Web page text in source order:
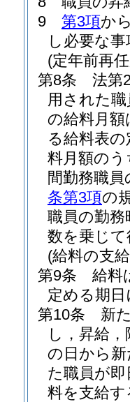
9
第3項か
し必要な
(定年前再
第8条
法第
用された職
の給料月額
る給料表
料月額のう
間勤務職
条第3項の
職員の勤務
数を乗じ
(給料の支
第9条
給料
定める期
第10条
新
し，昇給
の日から
た職員が
料を支給す